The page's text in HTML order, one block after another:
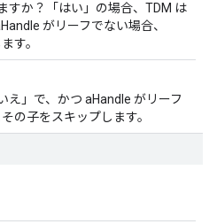
すか？「はい」の場合、TDM は
がリーフでない場合、
す。
え」で、かつ aHandle がリーフ
の子をスキップします。